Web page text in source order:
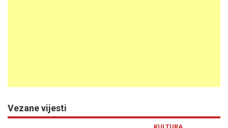
Vezane vijesti